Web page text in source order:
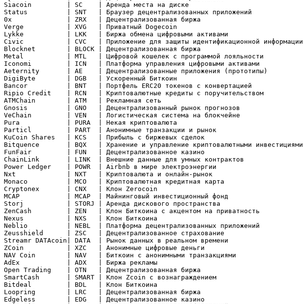
Siacoin         | SC    | Аренда места на диске
Status          | SNT   | Браузер децентрализованных приложений
0x              | ZRX   | Децентрализованная биржа
Verge           | XVG   | Приватный Dogecoin
Lykke           | LKK   | Биржа обмена цифровыми активами
Civic           | CVC   | Приложение для защиты идентификационной информации
Blocknet        | BLOCK | Децентрализованная биржа
Metal           | MTL   | Цифровой кошелек с программой лояльности
Iconomi         | ICN   | Платформа управления цифровыми активами
Aeternity       | AE    | Децентрализованные приложения (прототипы)
DigiByte        | DGB   | Ускоренный Биткоин
Bancor          | BNT   | Портфель ERC20 токенов с конвертацией
Ripio Credit    | RCN   | Криптовалютные кредиты с поручительством
ATMChain        | ATM   | Рекламная сеть
Gnosis          | GNO   | Децентрализованный рынок прогнозов
VeChain         | VEN   | Логистическая система на блокчейне
Pura            | PURA  | Некая криптовалюта
Particl         | PART  | Анонимные транзакции и рынок
KuCoin Shares   | KCS   | Прибыль с биржевых сделок
Bitquence       | BQX   | Хранение и управление криптовалютными инвестициями
FunFair         | FUN   | Децентрализованное казино
ChainLink       | LINK  | Внешние данные для умных контрактов
Power Ledger    | POWR  | Airbnb в мире электроэнергии
Nxt             | NXT   | Криптовалюта и онлайн-рынок
Monaco          | MCO   | Криптовалютная кредитная карта
Cryptonex       | CNX   | Клон Zerocoin
MCAP            | MCAP  | Майнинговый инвестиционный фонд
Storj           | STORJ | Аренда дискового пространства
ZenCash         | ZEN   | Клон Биткоина с акцентом на приватность
Nexus           | NXS   | Клон Биткоина
Neblio          | NEBL  | Платформа децентрализованных приложений
Zeusshield      | ZSC   | Децентрализованное страхование
Streamr DATAcoin| DATA  | Рынок данных в реальном времени
ZCoin           | XZC   | Анонимные цифровые деньги
NAV Coin        | NAV   | Биткоин с анонимными транзакциями
AdEx            | ADX   | Биржа рекламы
Open Trading    | OTN   | Децентрализованная биржа
SmartCash       | SMART | Клон Zcoin с вознаграждением
Bitdeal         | BDL   | Клон Биткоина
Loopring        | LRC   | Децентрализованная биржа
Edgeless        | EDG   | Децентрализованное казино